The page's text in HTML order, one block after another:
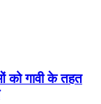
गावी के तहत